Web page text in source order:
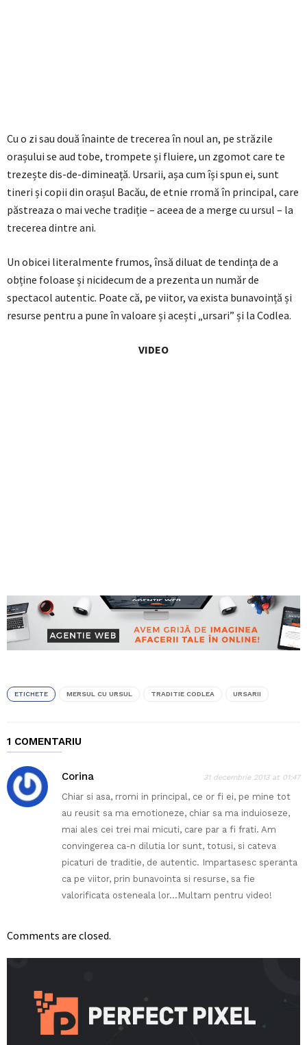
Cu o zi sau două înainte de trecerea în noul an, pe străzile
orașului se aud tobe, trompete și fluiere, un zgomot care te
trezește dis-de-dimineață. Ursarii, așa cum își spun ei, sunt
tineri și copii din orașul Bacău, de etnie rromă în principal, care
păstreaza o mai veche tradiție – aceea de a merge cu ursul – la
trecerea dintre ani.
Un obicei literalmente frumos, însă diluat de tendința de a
obține foloase și nicidecum de a prezenta un număr de
spectacol autentic. Poate că, pe viitor, va exista bunavoință și
resurse pentru a pune în valoare și acești „ursari” și la Codlea.
VIDEO
ETICHETE MERSUL CU URSUL TRADITIE CODLEA URSARII
1 COMENTARIU
Corina 31 decembrie 2013 at 01:47
Chiar si asa, rromi in principal, ce or fi ei, pe mine tot
au reusit sa ma emotioneze, chiar sa ma induioseze,
mai ales cei trei mai micuti, care par a fi frati. Am
convingerea ca-n dilutia lor sunt, totusi, si cateva
picaturi de traditie, de autentic. Impartasesc speranta
ca pe viitor, prin bunavointa si resurse, sa fie
valorificata osteneala lor…Multam pentru video!
Comments are closed.